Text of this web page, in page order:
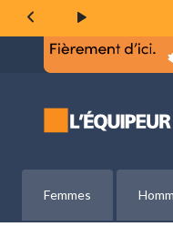
Femmes